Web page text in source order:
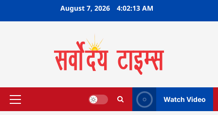
August 7, 2026 4:02:14 AM
Primary
Watch Video